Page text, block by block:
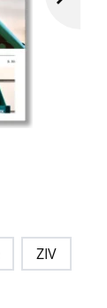
ZIV